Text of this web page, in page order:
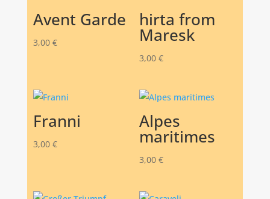
Avent Garde
3,00 €
hirta from
Maresk
3,00 €
Franni
3,00 €
Alpes
maritimes
3,00 €